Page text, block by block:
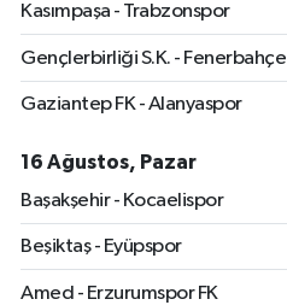
Kasımpaşa - Trabzonspor
Gençlerbirliği S.K. - Fenerbahçe
Gaziantep FK - Alanyaspor
16 Ağustos, Pazar
Başakşehir - Kocaelispor
Beşiktaş - Eyüpspor
Amed - Erzurumspor FK